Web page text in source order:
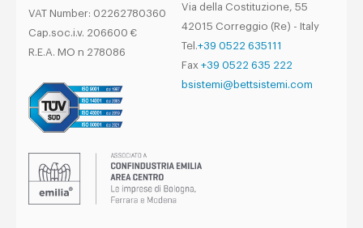
VAT Number: 02262780360
Cap.soc.i.v. 206600 €
R.E.A. MO n 278086
Via della Costituzione, 55
42015 Correggio (Re) - Italy
Tel.+39 0522 635111
Fax +39 0522 635 222
bsistemi@bettsistemi.com